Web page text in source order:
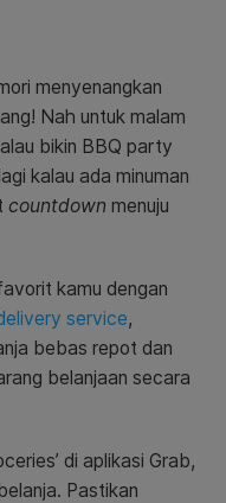
menyenangkan
Nah untuk malam
bikin BBQ party
kalau ada minuman
countdown menuju
kamu dengan
service,
bebas repot dan
belanjaan secara
di aplikasi Grab,
Pastikan